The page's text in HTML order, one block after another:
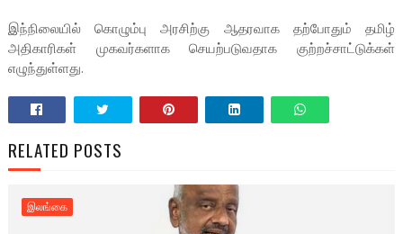
இந்நிலையில் கொழும்பு அரசிற்கு ஆதரவாக தற்போதும் தமிழ்
அதிகாரிகள் முகவர்களாக செயற்படுவதாக குற்றச்சாட்டுக்கள்
எழுந்துள்ளது.
RELATED POSTS
இலங்கை